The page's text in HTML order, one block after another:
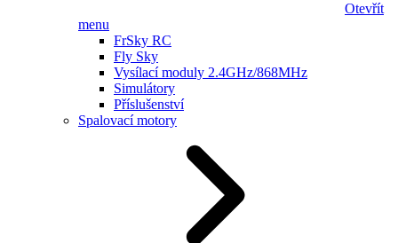
Otevřít
menu
FrSky RC
Fly Sky
Vysílací moduly 2.4GHz/868MHz
Simulátory
Příslušenství
Spalovací motory